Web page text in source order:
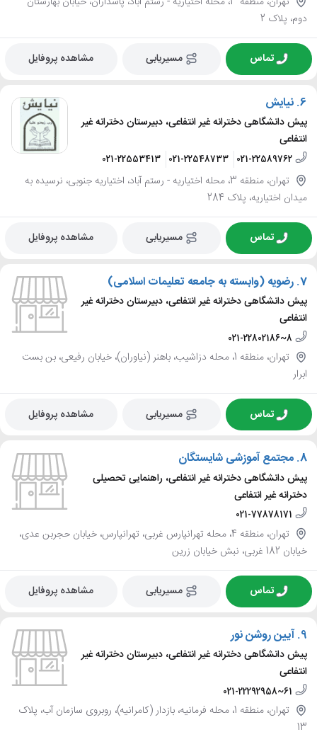
دوم، پلاک 2
تماس مسیریابی مشاهده پروفایل
6. نیایش
پیش دانشگاهی دخترانه غیر انتفاعی، دبیرستان دخترانه غیر
انتفاعی
021-22589762
021-22548733
021-22553413
تهران، منطقه 3، محله اختیاریه - رستم آباد، اختیاریه جنوبی، نرسیده به
میدان اختیاریه، پلاک 284
تماس مسیریابی مشاهده پروفایل
7. رضویه (وابسته به جامعه تعلیمات اسلامی)
پیش دانشگاهی دخترانه غیر انتفاعی، دبیرستان دخترانه غیر
انتفاعی
021-22802186~8
تهران، منطقه 1، محله دزاشیب، باهنر (نیاوران)، خیابان رفیعی، بن بست
ابرار
تماس مسیریابی مشاهده پروفایل
8. مجتمع آموزشی شایستگان
پیش دانشگاهی دخترانه غیر انتفاعی، راهنمایی تحصیلی
دخترانه غیر انتفاعی
021-77878171
تهران، منطقه 4، محله تهرانپارس غربی، تهرانپارس، خیابان حجربن عدی،
خیابان 182 غربی، نبش خیابان زرین
تماس مسیریابی مشاهده پروفایل
9. آیین روشن نور
پیش دانشگاهی دخترانه غیر انتفاعی، دبیرستان دخترانه غیر
انتفاعی
021-22292958~61
تهران، منطقه 1، محله فرمانیه، بازدار (کامرانیه)، روبروی سازمان آب، پلاک
13